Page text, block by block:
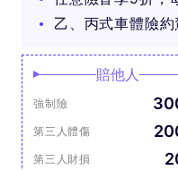
乙、丙式車體險
賠他人
強制險
第三人體傷
第三人財損